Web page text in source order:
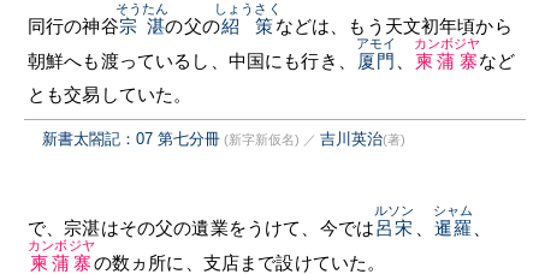
同行の神谷宗湛
そうたん
の父の紹策
しょうさく
などは、もう天文初年頃から
朝鮮へも渡っているし、中国にも行き、
厦門
アモイ
柬蒲寨
カンボジヤ
など
とも交易していた。
新書太閤記：07 第七分冊 (新字新仮名) ／ 吉川英治(著)
で、宗湛はその父の遺業をうけて、今では呂宋
ルソン
暹羅
シャム
柬蒲寨
カンボジヤ
の数ヵ所に、支店まで設けていた。